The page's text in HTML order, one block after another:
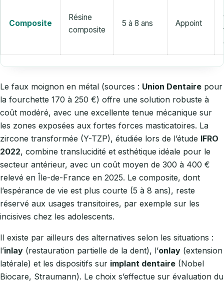
Composite
Résine
composite
5 à 8 ans Appoint
Le faux moignon en métal (sources : Union Dentaire pour
la fourchette 170 à 250 €) offre une solution robuste à
coût modéré, avec une excellente tenue mécanique sur
les zones exposées aux fortes forces masticatoires. La
zircone transformée (Y-TZP), étudiée lors de l’étude IFRO
2022, combine translucidité et esthétique idéale pour le
secteur antérieur, avec un coût moyen de 300 à 400 €
relevé en Île-de-France en 2025. Le composite, dont
l’espérance de vie est plus courte (5 à 8 ans), reste
réservé aux usages transitoires, par exemple sur les
incisives chez les adolescents.
Il existe par ailleurs des alternatives selon les situations :
l’inlay (restauration partielle de la dent), l’onlay (extension
latérale) et les dispositifs sur implant dentaire (Nobel
Biocare, Straumann). Le choix s’effectue sur évaluation du